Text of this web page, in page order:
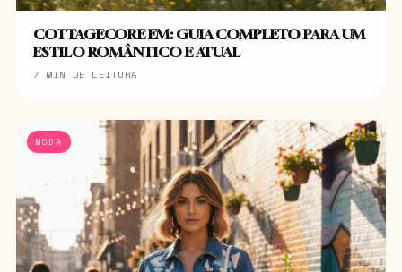
COTTAGECORE EM: GUIA COMPLETO PARA UM
ESTILO ROMÂNTICO E ATUAL
7 MIN DE LEITURA
MODA